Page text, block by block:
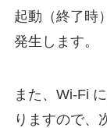
起動（終了時
発生します。
また、Wi-Fi
りますので、